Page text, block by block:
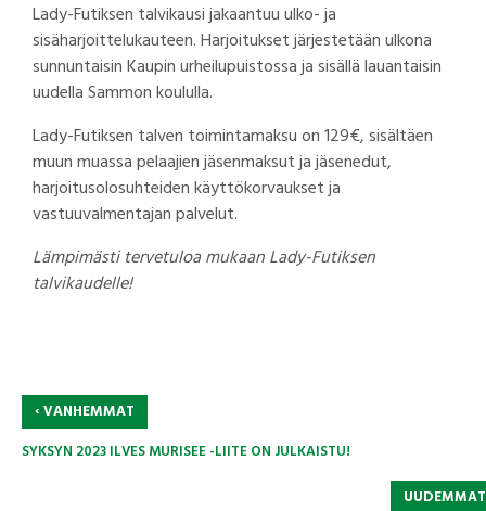
Lady-Futiksen talvikausi jakaantuu ulko- ja
sisäharjoittelukauteen. Harjoitukset järjestetään ulkona
sunnuntaisin Kaupin urheilupuistossa ja sisällä lauantaisin
uudella Sammon koululla.
Lady-Futiksen talven toimintamaksu on 129€, sisältäen
muun muassa pelaajien jäsenmaksut ja jäsenedut,
harjoitusolosuhteiden käyttökorvaukset ja
vastuuvalmentajan palvelut.
Lämpimästi tervetuloa mukaan Lady-Futiksen
talvikaudelle!
‹VANHEMMAT
SYKSYN 2023 ILVES MURISEE -LIITE ON JULKAISTU!